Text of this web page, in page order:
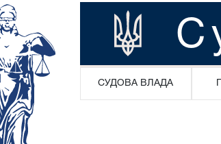
СУДОВА ВЛАДА